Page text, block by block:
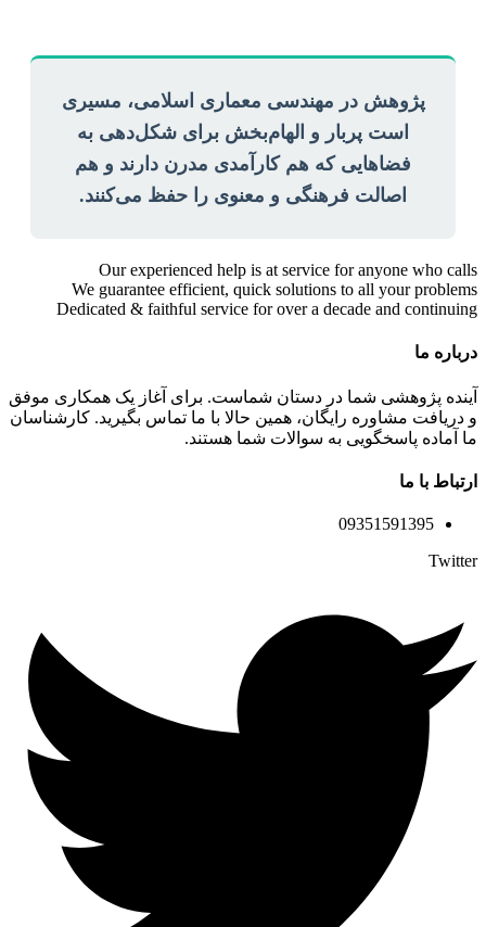
پژوهش در مهندسی معماری اسلامی، مسیری
است پربار و الهام‌بخش برای شکل‌دهی به
فضاهایی که هم کارآمدی مدرن دارند و هم
اصالت فرهنگی و معنوی را حفظ می‌کنند.
Our experienced help is at service for anyone who calls
We guarantee efficient, quick solutions to all your problems
Dedicated & faithful service for over a decade and continuing
درباره ما
آینده پژوهشی شما در دستان شماست. برای آغاز یک همکاری موفق
و دریافت مشاوره رایگان، همین حالا با ما تماس بگیرید. کارشناسان
ما آماده پاسخگویی به سوالات شما هستند.
ارتباط با ما
09351591395
Twitter